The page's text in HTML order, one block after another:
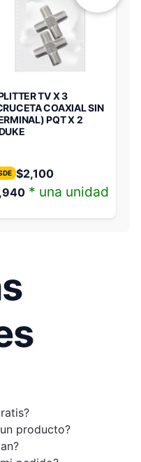
TV X 3
COAXIAL SIN
PQT X 2
$2,100
* una unidad
producto?